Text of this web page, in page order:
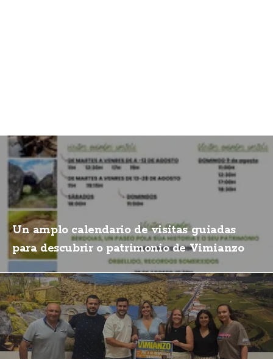
Un amplo calendario de visitas guiadas
para descubrir o patrimonio de Vimianzo